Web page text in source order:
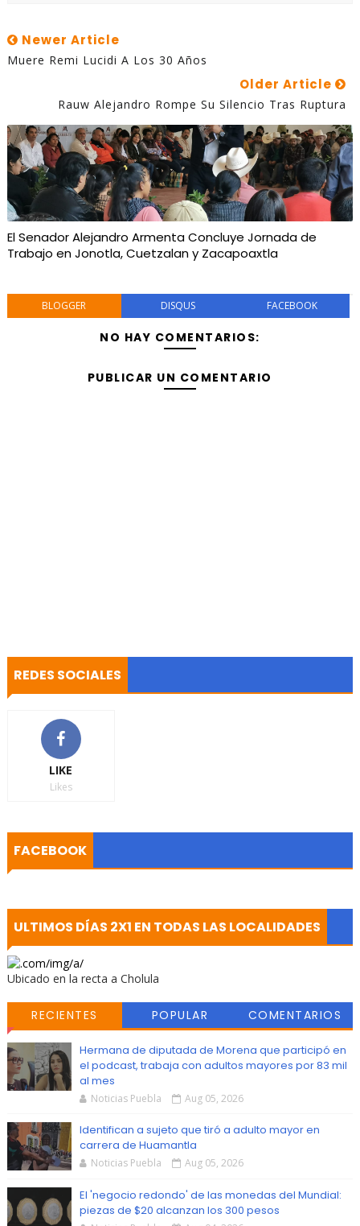
Newer Article
Muere Remi Lucidi A Los 30 Años
Older Article
Rauw Alejandro Rompe Su Silencio Tras Ruptura
El Senador Alejandro Armenta Concluye Jornada de
Trabajo en Jonotla, Cuetzalan y Zacapoaxtla
BLOGGER DISQUS FACEBOOK
NO HAY COMENTARIOS:
PUBLICAR UN COMENTARIO
REDES SOCIALES
LIKE
Likes
FACEBOOK
ULTIMOS DÍAS 2X1 EN TODAS LAS LOCALIDADES
Ubicado en la recta a Cholula
RECIENTES POPULAR COMENTARIOS
Hermana de diputada de Morena que participó en
el podcast, trabaja con adultos mayores por 83 mil
al mes
Noticias Puebla Aug 05, 2026
Identifican a sujeto que tiró a adulto mayor en
carrera de Huamantla
Noticias Puebla Aug 05, 2026
El 'negocio redondo' de las monedas del Mundial:
piezas de $20 alcanzan los 300 pesos